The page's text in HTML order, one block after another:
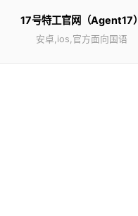
17号特工官网（Agent17）
安卓,ios,官方面向国语